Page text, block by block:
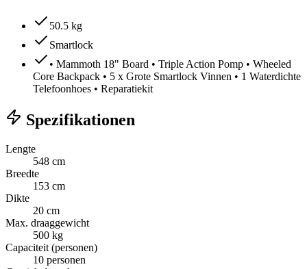
50.5 kg
Smartlock
• Mammoth 18" Board • Triple Action Pomp • Wheeled
Core Backpack • 5 x Grote Smartlock Vinnen • 1 Waterdichte
Telefoonhoes • Reparatiekit
Spezifikationen
Lengte
548 cm
Breedte
153 cm
Dikte
20 cm
Max. draaggewicht
500 kg
Capaciteit (personen)
10 personen